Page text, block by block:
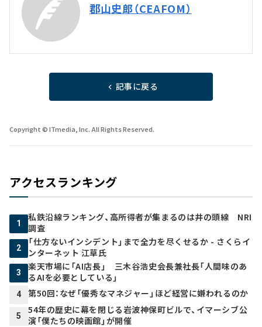
郡山史郎（CEAFOM）
記事に戻る
Copyright © ITmedia, Inc. All Rights Reserved.
アクセスランキング
1
私鉄沿線ランキング、高所得者が集まるのは井の頭線 NRI
調査
2
「仕方ないインシデント」まで全力を尽くせるか - さくらイ
ンターネット 江草氏
3
楽天市場に「AI店長」 三木谷浩史会長兼社長「人間味のあ
るAIを必要としている」
4 第50回：なぜ「優秀なマネジャー」ほど経営に嫌われるのか
5
54年の歴史に幕を閉じる岩波神保町ビルで、イマーシブ公
演「僕たちの映画館」が開催